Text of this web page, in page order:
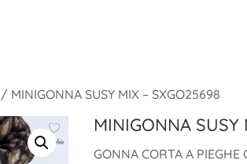
/ MINIGONNA SUSY MIX – SXGO25698
MINIGONNA SUSY
GONNA CORTA A PIEGHE